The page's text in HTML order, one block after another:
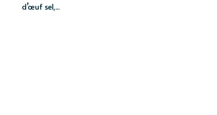
d’œuf sel,...